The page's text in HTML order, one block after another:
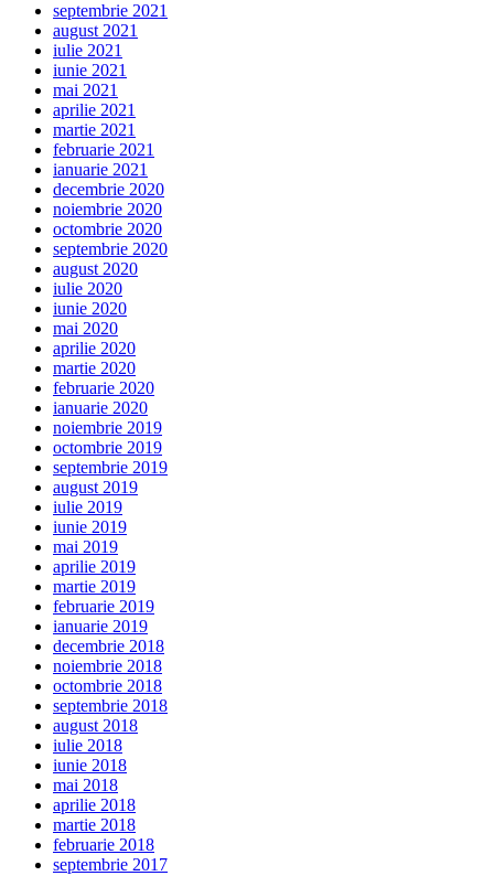
septembrie 2021
august 2021
iulie 2021
iunie 2021
mai 2021
aprilie 2021
martie 2021
februarie 2021
ianuarie 2021
decembrie 2020
noiembrie 2020
octombrie 2020
septembrie 2020
august 2020
iulie 2020
iunie 2020
mai 2020
aprilie 2020
martie 2020
februarie 2020
ianuarie 2020
noiembrie 2019
octombrie 2019
septembrie 2019
august 2019
iulie 2019
iunie 2019
mai 2019
aprilie 2019
martie 2019
februarie 2019
ianuarie 2019
decembrie 2018
noiembrie 2018
octombrie 2018
septembrie 2018
august 2018
iulie 2018
iunie 2018
mai 2018
aprilie 2018
martie 2018
februarie 2018
septembrie 2017